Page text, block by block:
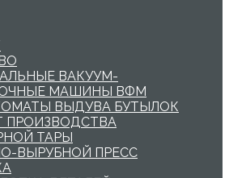
ВАКУУМ-
МАШИНЫ ВФМ
ВЫДУВА БУТЫЛОК
ПРОИЗВОДСТВА
ТАРЫ
ВЫРУБНОЙ ПРЕСС